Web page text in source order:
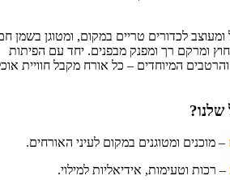
לכדורים טריים במקום, ומטוגן בשמן חם
רך ומפנק מבפנים. יחד עם הפיתות
המיוחדים – כל אורח מקבל חוויית אוכל
ומטוגנים במקום לעיני האורחים.
וטעימות, אידיאליות למילוי.